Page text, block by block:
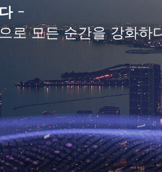
-
로 모든 순간을 강화하